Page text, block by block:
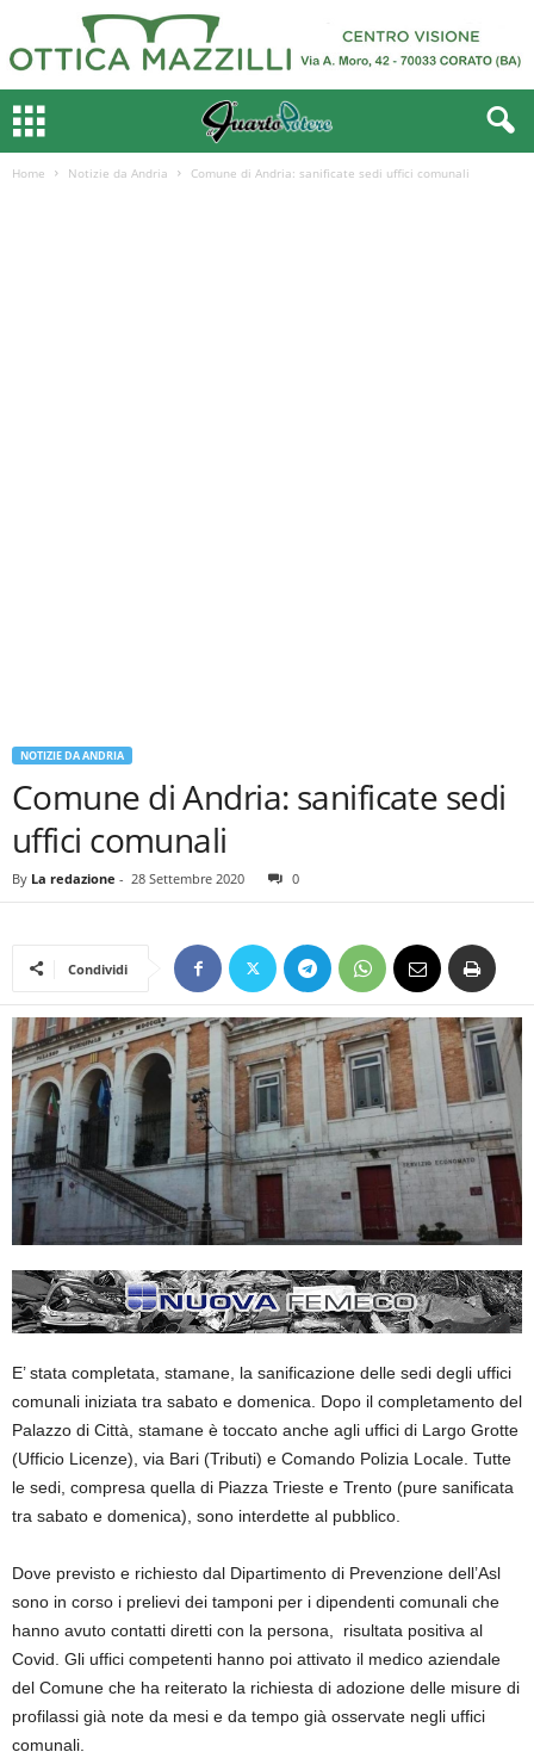
Home Notizie da Andria Comune di Andria: sanificate sedi uffici comunali
NOTIZIE DA ANDRIA
Comune di Andria: sanificate sedi
uffici comunali
By La redazione - 28 Settembre 2020 0
Condividi
E’ stata completata, stamane, la sanificazione delle sedi degli uffici
comunali iniziata tra sabato e domenica. Dopo il completamento del
Palazzo di Città, stamane è toccato anche agli uffici di Largo Grotte
(Ufficio Licenze), via Bari (Tributi) e Comando Polizia Locale. Tutte
le sedi, compresa quella di Piazza Trieste e Trento (pure sanificata
tra sabato e domenica), sono interdette al pubblico.
Dove previsto e richiesto dal Dipartimento di Prevenzione dell’Asl
sono in corso i prelievi dei tamponi per i dipendenti comunali che
hanno avuto contatti diretti con la persona, risultata positiva al
Covid. Gli uffici competenti hanno poi attivato il medico aziendale
del Comune che ha reiterato la richiesta di adozione delle misure di
profilassi già note da mesi e da tempo già osservate negli uffici
comunali.